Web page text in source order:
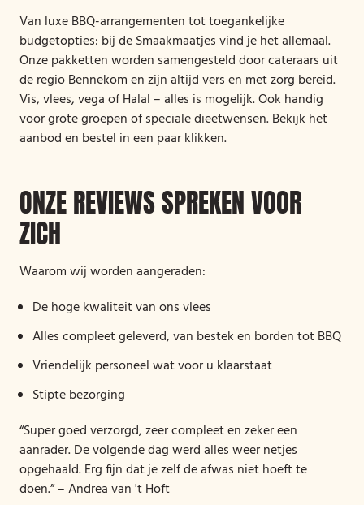
Van luxe BBQ-arrangementen tot toegankelijke
budgetopties: bij de Smaakmaatjes vind je het allemaal.
Onze pakketten worden samengesteld door cateraars uit
de regio Bennekom en zijn altijd vers en met zorg bereid.
Vis, vlees, vega of Halal – alles is mogelijk. Ook handig
voor grote groepen of speciale dieetwensen. Bekijk het
aanbod en bestel in een paar klikken.
ONZE REVIEWS SPREKEN VOOR
ZICH
Waarom wij worden aangeraden:
De hoge kwaliteit van ons vlees
Alles compleet geleverd, van bestek en borden tot BBQ
Vriendelijk personeel wat voor u klaarstaat
Stipte bezorging
“Super goed verzorgd, zeer compleet en zeker een
aanrader. De volgende dag werd alles weer netjes
opgehaald. Erg fijn dat je zelf de afwas niet hoeft te
doen.” – Andrea van 't Hoft